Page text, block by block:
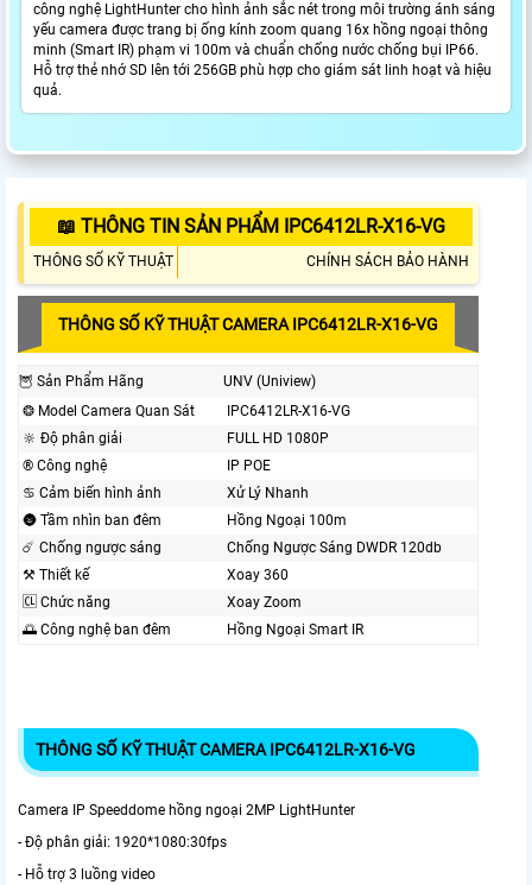
công nghệ LightHunter cho hình ảnh sắc nét trong môi trường ánh sáng
yếu camera được trang bị ống kính zoom quang 16x hồng ngoại thông
minh (Smart IR) phạm vi 100m và chuẩn chống nước chống bụi IP66.
Hỗ trợ thẻ nhớ SD lên tới 256GB phù hợp cho giám sát linh hoạt và hiệu
quả.
📖 THÔNG TIN SẢN PHẨM IPC6412LR-X16-VG
THÔNG SỐ KỸ THUẬT CHÍNH SÁCH BẢO HÀNH
THÔNG SỐ KỸ THUẬT CAMERA IPC6412LR-X16-VG
🦉 Sản Phẩm Hãng
UNV (Uniview)
❂ Model Camera Quan Sát
IPC6412LR-X16-VG
🔆 Độ phân giải
FULL HD 1080P
®️ Công nghệ
IP POE
♋ Cảm biến hình ảnh
Xử Lý Nhanh
🌚 Tầm nhìn ban đêm
Hồng Ngoại 100m
☄️ Chống ngược sáng
Chống Ngược Sáng DWDR 120db
⚒ Thiết kế
Xoay 360
🆑 Chức năng
Xoay Zoom
🌅 Công nghệ ban đêm
Hồng Ngoại Smart IR
THÔNG SỐ KỸ THUẬT CAMERA IPC6412LR-X16-VG
Camera IP Speeddome hồng ngoại 2MP LightHunter
- Độ phân giải: 1920*1080:30fps
- Hỗ trợ 3 luồng video